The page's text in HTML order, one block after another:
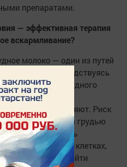
препаратами.
— эффективная терапия
вскармливание?
молоко — один из путей
женщины, руководствуясь
о пользе грудного
качественные
его заменяют. Риск
кормлении грудью
проникнуть
в иммунных клетках,
может произойти